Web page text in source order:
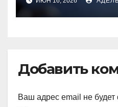
Добавить
Ваш адрес email не будет